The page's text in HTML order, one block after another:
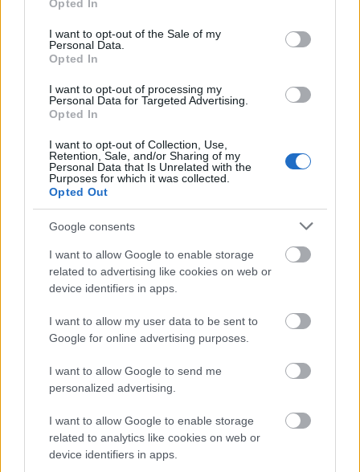
use your data for below specified purposes in below Google
consent section.
Opted In
I want to opt-out of the Sale of my
Personal Data.
Opted In
I want to opt-out of processing my
Personal Data for Targeted Advertising.
Opted In
I want to opt-out of Collection, Use,
Retention, Sale, and/or Sharing of my
Personal Data that Is Unrelated with the
Purposes for which it was collected.
Opted Out
Google consents
I want to allow Google to enable storage
related to advertising like cookies on web or
device identifiers in apps.
I want to allow my user data to be sent to
Google for online advertising purposes.
I want to allow Google to send me
personalized advertising.
I want to allow Google to enable storage
related to analytics like cookies on web or
device identifiers in apps.
ειδήσεις.
αναζήτησης της Google
Δημοφιλείς Ειδήσεις
Τουρισμός για Όλους 2026: Ανοίγει
σήμερα η πλατφόρμα - Ποια ΑΦΜ
κάνουν αίτηση
ΕΟΠΥΥ: Επίδομα έως 900 ευρώ - Ποιοι
το παίρνουν
ΔΥΠΑ/ΟΑΕΔ: 8.000 νέες προσλήψεις -
Από σήμερα οι αιτήσεις